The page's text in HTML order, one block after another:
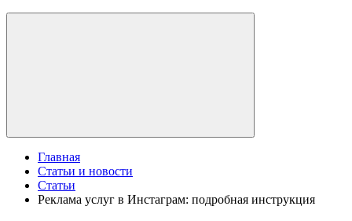
Главная
Статьи и новости
Статьи
Реклама услуг в Инстаграм: подробная инструкция